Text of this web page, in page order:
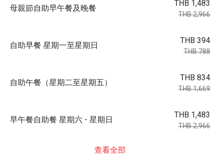
母親節自助早午餐及晚餐
THB 1,483
THB 2,966
自助早餐 星期一至星期日
THB 394
THB 788
自助午餐（星期二至星期五）
THB 834
THB 1,669
早午餐自助餐 星期六 - 星期日
THB 1,483
THB 2,966
查看全部